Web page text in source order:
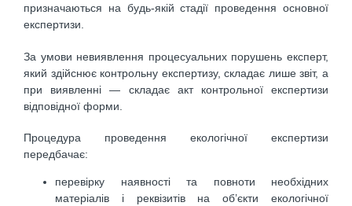
призначаються на будь-якій стадії проведення основної
експертизи.
За умови невиявлення процесуальних порушень експерт,
який здійснює контрольну експертизу, складає лише звіт, а
при виявленні — складає акт контрольної експертизи
відповідної форми.
Процедура проведення екологічної експертизи
передбачає:
перевірку наявності та повноти необхідних
матеріалів і реквізитів на об’єкти екологічної